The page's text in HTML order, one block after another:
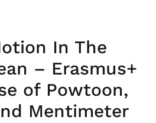
In The
– Erasmus+
of Powtoon,
Mentimeter